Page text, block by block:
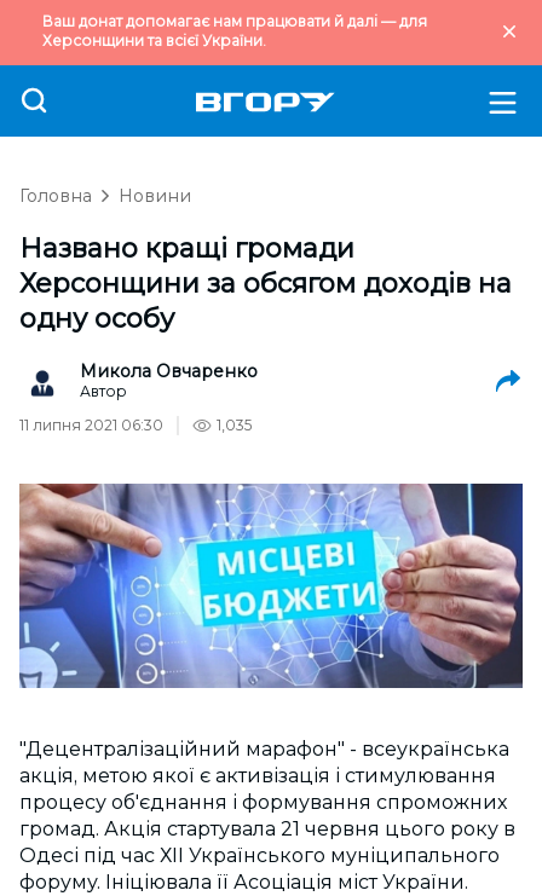
Ваш донат допомагає нам працювати й далі — для
Херсонщини та всієї України.
Головна Новини
Названо кращі громади
Херсонщини за обсягом доходів на
одну особу
Микола Овчаренко
Автор
11 липня 2021 06:30
1,035
"Децентралізаційний марафон" - всеукраїнська
акція, метою якої є активізація і стимулювання
процесу об'єднання і формування спроможних
громад. Акція стартувала 21 червня цього року в
Одесі під час ХІІ Українського муніципального
форуму. Ініціювала її Асоціація міст України.